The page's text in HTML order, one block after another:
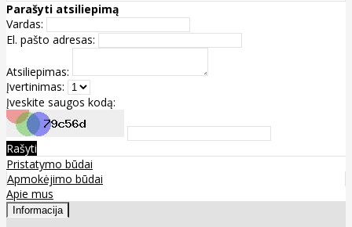
Parašyti atsiliepimą
Vardas:
El. pašto adresas:
Atsiliepimas:
Įvertinimas:
Įveskite saugos kodą:
Rašyti
Pristatymo būdai
Apmokėjimo būdai
Apie mus
Informacija